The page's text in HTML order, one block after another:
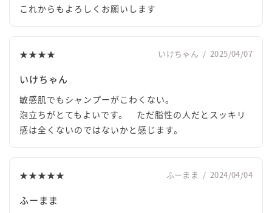
これからもよろしくお願いします
★★★★ いけちゃん / 2025/04/07
いけちゃん
敏感肌でもシャンプーがこわくない。
泡立ちがとてもよいです。 ただ脂性の人だとスッキリ
感は全くないのではないかと感じます。
★★★★★ ふーまま / 2024/04/04
ふーまま